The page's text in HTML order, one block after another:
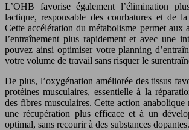
L’OHB favorise également l’élimination
lactique, responsable des courbatures et de
Cette accélération du métabolisme permet aux
l’entraînement plus rapidement et avec une
pouvez ainsi optimiser votre planning
votre volume de travail sans risquer le
De plus, l’oxygénation améliorée des tissus
protéines musculaires, essentielle à la
des fibres musculaires. Cette action anabolique
une récupération plus efficace et à un
optimal, sans recourir à des substances dopantes.